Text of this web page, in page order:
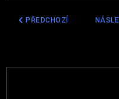
PŘEDCHOZÍ ČLÁNEK:
PŘEDCHOZÍ DALŠÍ